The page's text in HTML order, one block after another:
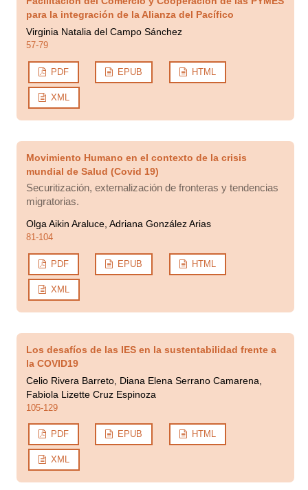
para la integración de la Alianza del Pacífico
Virginia Natalia del Campo Sánchez
57-79
PDF EPUB HTML
XML
Movimiento Humano en el contexto de la crisis
mundial de Salud (Covid 19)
Securitización, externalización de fronteras y tendencias
migratorias.
Olga Aikin Araluce, Adriana González Arias
81-104
PDF EPUB HTML
XML
Los desafíos de las IES en la sustentabilidad frente a
la COVID19
Celio Rivera Barreto, Diana Elena Serrano Camarena,
Fabiola Lizette Cruz Espinoza
105-129
PDF EPUB HTML
XML